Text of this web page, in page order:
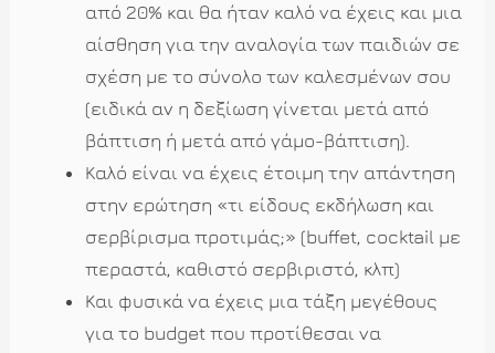
από 20% και θα ήταν καλό να έχεις και μια
αίσθηση για την αναλογία των παιδιών σε
σχέση με το σύνολο των καλεσμένων σου
(ειδικά αν η δεξίωση γίνεται μετά από
βάπτιση ή μετά από γάμο-βάπτιση).
Καλό είναι να έχεις έτοιμη την απάντηση
στην ερώτηση «τι είδους εκδήλωση και
σερβίρισμα προτιμάς;» (buffet, cocktail με
περαστά, καθιστό σερβιριστό, κλπ)
Και φυσικά να έχεις μια τάξη μεγέθους
για το budget που προτίθεσαι να